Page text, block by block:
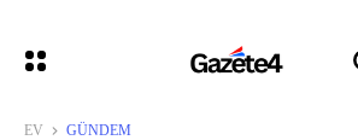
EV GÜNDEM